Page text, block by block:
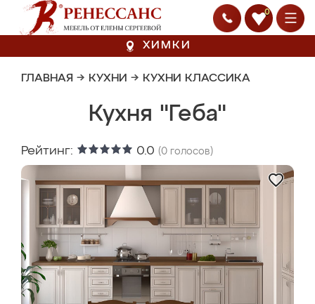
0
ХИМКИ
ГЛАВНАЯ → КУХНИ → КУХНИ КЛАССИКА
Кухня "Геба"
Рейтинг: 0.0 (0 голосов)